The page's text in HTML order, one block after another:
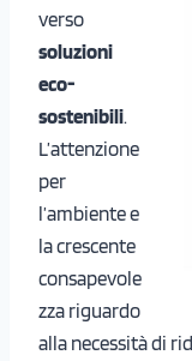
verso
soluzioni
eco-
sostenibili.
L’attenzione
per
l’ambiente e
la crescente
consapevole
zza riguardo
alla necessità di